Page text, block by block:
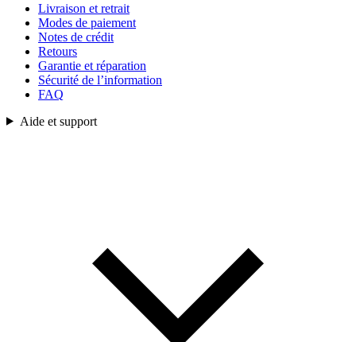
Livraison et retrait
Modes de paiement
Notes de crédit
Retours
Garantie et réparation
Sécurité de l’information
FAQ
Aide et support